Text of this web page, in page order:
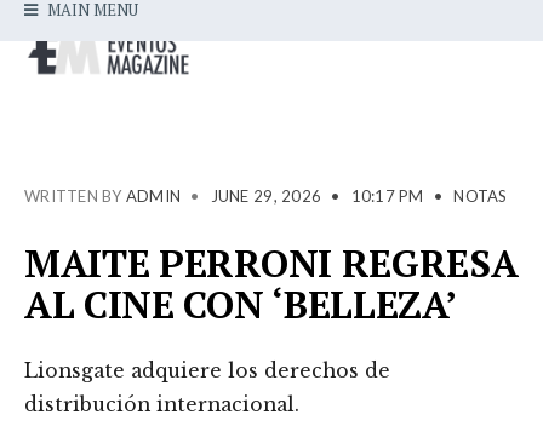
MAIN MENU
WRITTEN BY ADMIN • JUNE 29, 2026 • 10:17 PM • NOTAS
MAITE PERRONI REGRESA
AL CINE CON ‘BELLEZA’
Lionsgate adquiere los derechos de
distribución internacional.